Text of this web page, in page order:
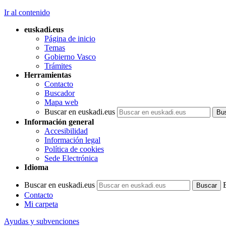
Ir al contenido
euskadi.eus
Página de inicio
Temas
Gobierno Vasco
Trámites
Herramientas
Contacto
Buscador
Mapa web
Buscar en euskadi.eus
Información general
Accesibilidad
Información legal
Política de cookies
Sede Electrónica
Idioma
Buscar en euskadi.eus
Contacto
Mi carpeta
Ayudas y subvenciones